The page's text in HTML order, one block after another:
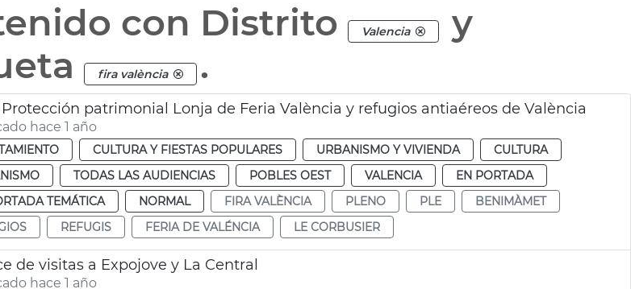
con Distrito Valencia
y
fira valència .
Protección patrimonial Lonja de Feria València y refugios antiaéreos de València
hace 1 año
CULTURA Y FIESTAS POPULARES URBANISMO Y VIVIENDA
CULTURA
TODAS LAS AUDIENCIAS POBLES OEST VALENCIA
EN PORTADA
TEMÁTICA
NORMAL FIRA VALÈNCIA PLENO PLE
BENIMÀMET
REFUGIS FERIA DE VALÉNCIA LE CORBUSIER
de visitas a Expojove y La Central
hace 1 año